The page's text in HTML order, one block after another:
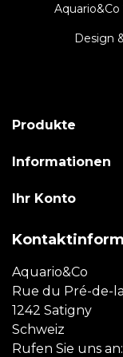
Design
Produkte
Informationen
Ihr Konto
Aquario&Co
Rue du Pré-de-
1242 Satigny
Schweiz
Rufen Sie uns an: